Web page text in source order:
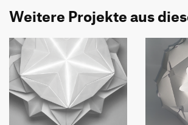
Weitere Projekte aus